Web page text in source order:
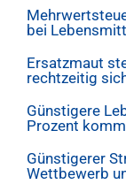
bei
Ersatzmaut
rechtzeitig
Günstigere
Prozent
Günstigerer
Wettbewerb